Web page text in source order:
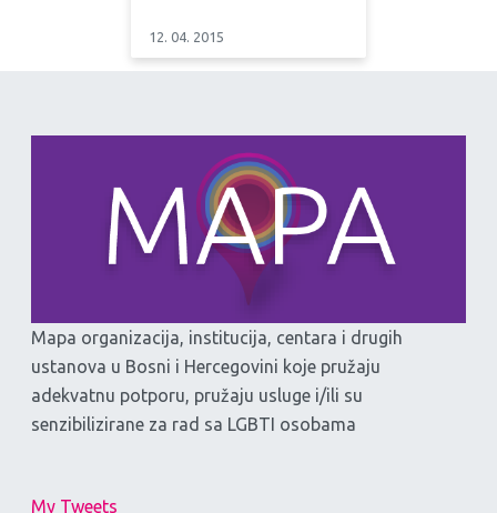
12. 04. 2015
Mapa organizacija, institucija, centara i drugih
ustanova u Bosni i Hercegovini koje pružaju
adekvatnu potporu, pružaju usluge i/ili su
senzibilizirane za rad sa LGBTI osobama
My Tweets